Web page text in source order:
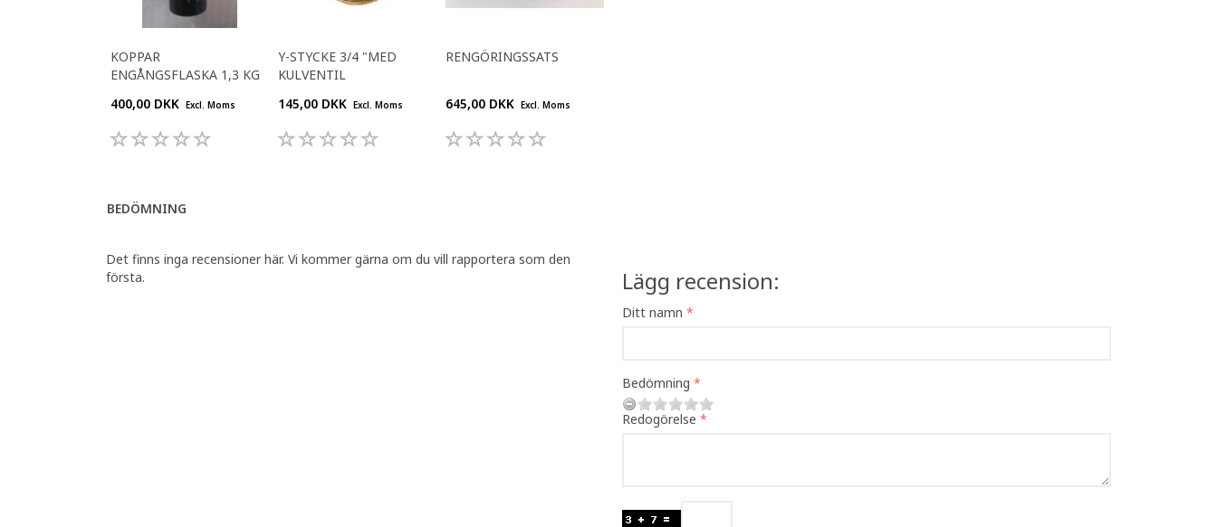
KOPPAR
ENGÅNGSFLASKA 1,3 KG
400,00 DKK
Excl. Moms
Y-STYCKE 3/4 "MED
KULVENTIL
145,00 DKK
Excl. Moms
RENGÖRINGSSATS
645,00 DKK Excl. Moms
BEDÖMNING
Det finns inga recensioner här. Vi kommer gärna om du vill rapportera som den
första.
Lägg recension:
Ditt namn
Bedömning
Redogörelse